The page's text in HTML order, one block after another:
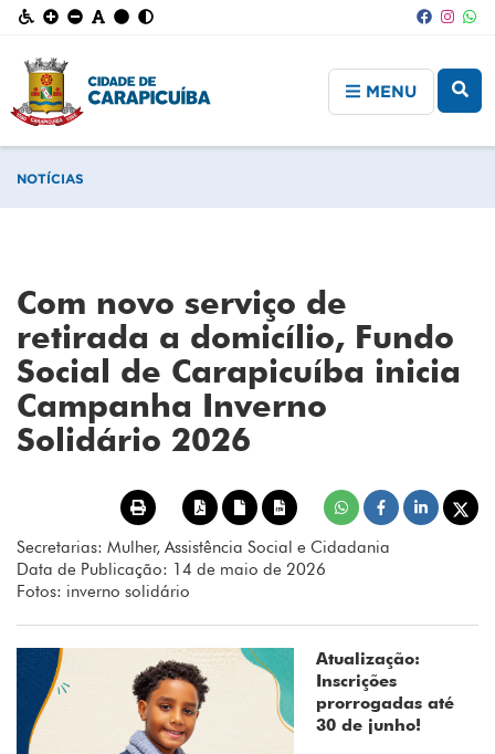
MENU
NOTÍCIAS
Com novo serviço de
retirada a domicílio, Fundo
Social de Carapicuíba inicia
Campanha Inverno
Solidário 2026
Secretarias: Mulher, Assistência Social e Cidadania
Data de Publicação: 14 de maio de 2026
Fotos: inverno solidário
Atualização:
Inscrições
prorrogadas até
30 de junho!